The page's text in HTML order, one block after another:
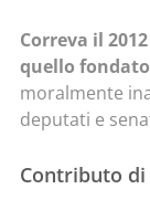
Correva il
quello
moralmente
deputati e
Contributo